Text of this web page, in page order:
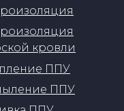
кровли
ППУ
ППУ